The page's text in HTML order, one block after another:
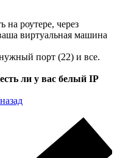
роутере, через
виртуальная машина
порт (22) и все.
ли у вас белый IP